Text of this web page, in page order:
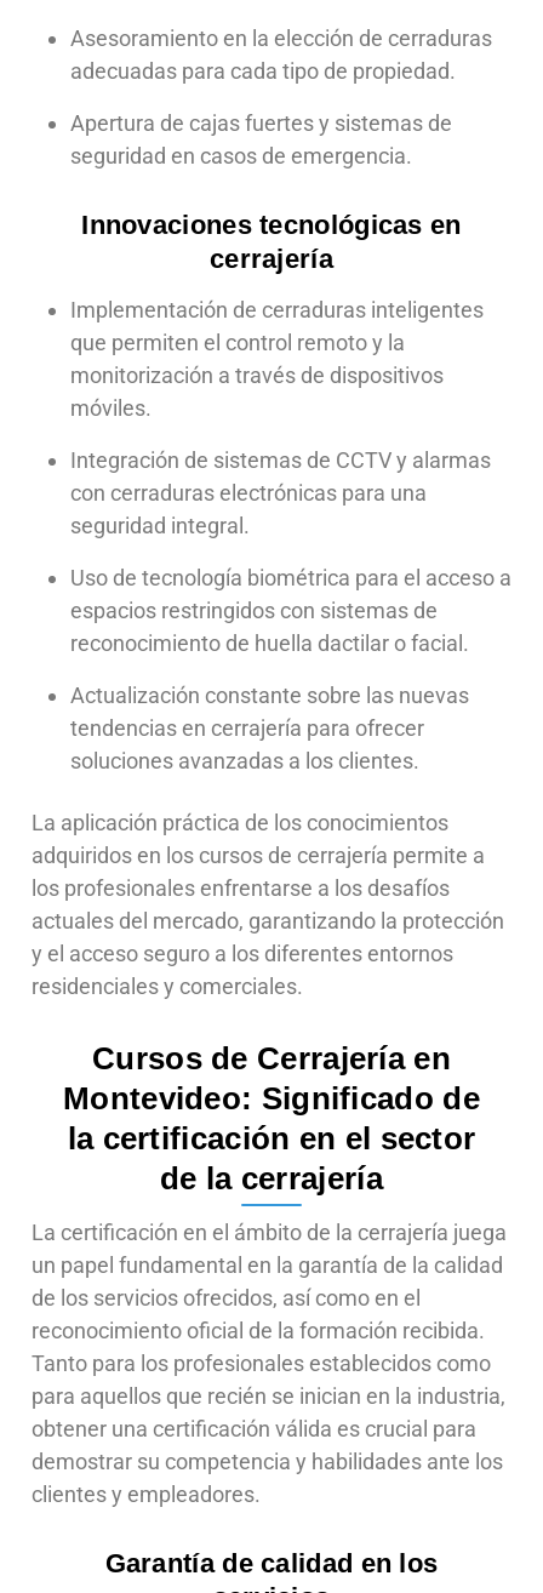
Asesoramiento en la elección de cerraduras
adecuadas para cada tipo de propiedad.
Apertura de cajas fuertes y sistemas de
seguridad en casos de emergencia.
Innovaciones tecnológicas en
cerrajería
Implementación de cerraduras inteligentes
que permiten el control remoto y la
monitorización a través de dispositivos
móviles.
Integración de sistemas de CCTV y alarmas
con cerraduras electrónicas para una
seguridad integral.
Uso de tecnología biométrica para el acceso a
espacios restringidos con sistemas de
reconocimiento de huella dactilar o facial.
Actualización constante sobre las nuevas
tendencias en cerrajería para ofrecer
soluciones avanzadas a los clientes.
La aplicación práctica de los conocimientos
adquiridos en los cursos de cerrajería permite a
los profesionales enfrentarse a los desafíos
actuales del mercado, garantizando la protección
y el acceso seguro a los diferentes entornos
residenciales y comerciales.
Cursos de Cerrajería en
Montevideo: Significado de
la certificación en el sector
de la cerrajería
La certificación en el ámbito de la cerrajería juega
un papel fundamental en la garantía de la calidad
de los servicios ofrecidos, así como en el
reconocimiento oficial de la formación recibida.
Tanto para los profesionales establecidos como
para aquellos que recién se inician en la industria,
obtener una certificación válida es crucial para
demostrar su competencia y habilidades ante los
clientes y empleadores.
Garantía de calidad en los